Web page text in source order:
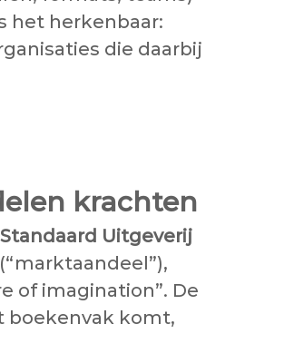
het herkenbaar:
die daarbij
krachten
Standaard Uitgeverij
of imagination”. De
boekenvak komt,